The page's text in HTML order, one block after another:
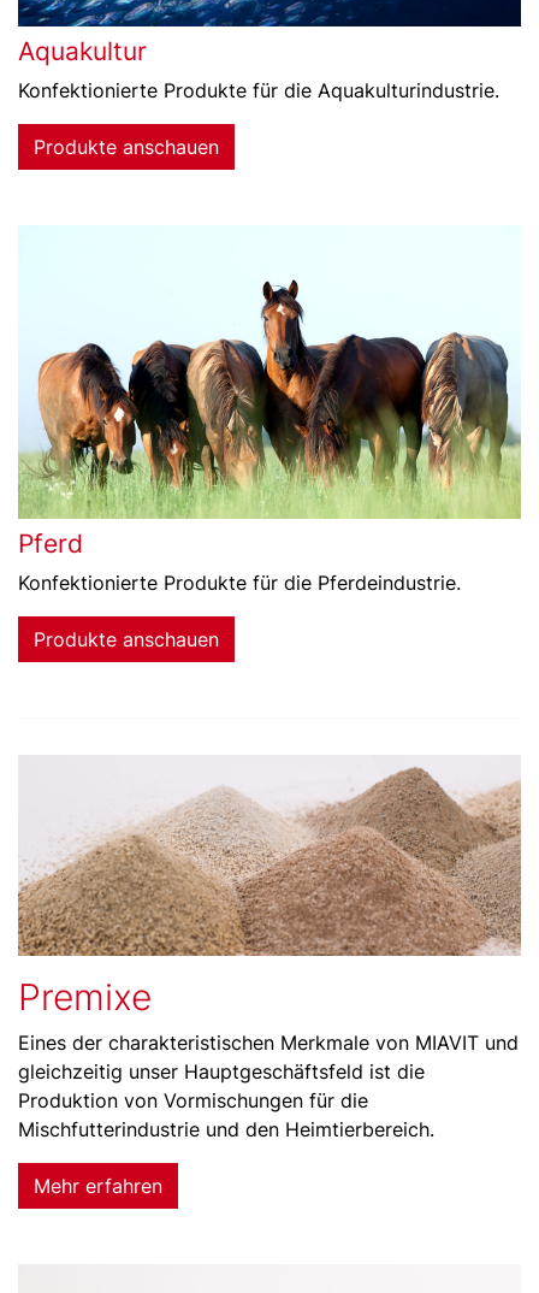
Aquakultur
Konfektionierte Produkte für die Aquakulturindustrie.
Produkte anschauen
Pferd
Konfektionierte Produkte für die Pferdeindustrie.
Produkte anschauen
Premixe
Eines der charakteristischen Merkmale von MIAVIT und
gleichzeitig unser Hauptgeschäftsfeld ist die
Produktion von Vormischungen für die
Mischfutterindustrie und den Heimtierbereich.
Mehr erfahren